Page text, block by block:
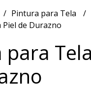
Pintura para Tela
de Durazno